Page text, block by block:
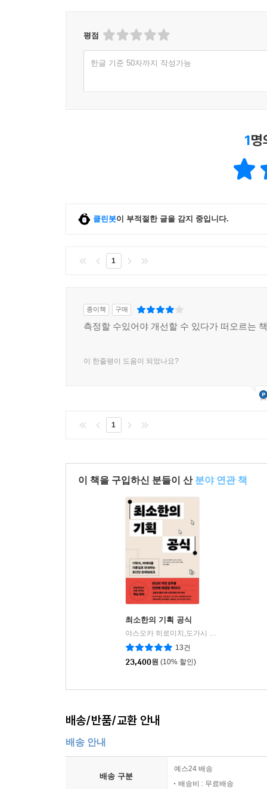
평점
한글 기준 50자까지 작성가능
1명
클린봇이 부적절한 글을 감지 중입니다.
1
종이책 구매
측정할 수있어야 개선할 수 있다가 떠오르는 책
이 한줄평이 도움이 되었나요?
1
이 책을 구입하신 분들이 산 분야 연관 책
최소한의 기획 공식
야스오카 히로미치,도가시 가오리,이토 도모히사,오가타 다카히사 저/이정미 역
13건
23,400원 (10% 할인)
배송/반품/교환 안내
배송 안내
배송 구분
예스24 배송
배송비 : 무료배송